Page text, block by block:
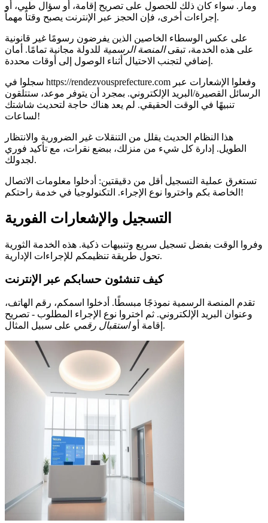
ومار. سواء كان ذلك للحصول على تصريح إقامة، أو سؤال طبي، أو
إجراءات أخرى، فإن الحجز عبر الإنترنت يصبح وقتاً مهماً.
على عكس الوسطاء الخاصين الذين يفرضون رسومًا غير قانونية
على هذه الخدمة، تبقىالمنصة الرسمية للدولة مجانية تمامًا. أمان
إضافي لتجنب الاحتيال أثناء الوصول إلى أوقات محددة.
سجلوا في https://rendezvousprefecture.com وفعلوا الإشعارات عبر
الرسائل القصيرة/البريد الإلكتروني. بمجرد أن يتوفر موعد، ستتلقون
تنبيهًا في الوقت الحقيقي. لم يعد هناك حاجة لتحديث شاشتك
لساعات!
هذا النظام الحديث يقلل من التنقلات غير الضرورية والانتظار
الطويل. إدارة كل شيء من منزلك، ببضع نقرات، مع تأكيد فوري
لجدولك.
تستغرق عملية التسجيل أقل من دقيقتين: أدخلوا معلومات الاتصال
الخاصة بكم واختروا نوع الإجراء. التكنولوجيا في خدمة راحتكم!
التسجيل والإشعارات الفورية
وفروا الوقت بفضل تسجيل سريع وتنبيهات ذكية. هذه الخدمة الثورية
تحول طريقة تنظيمكم للإجراءات الإدارية.
كيف تنشئون حسابكم عبر الإنترنت
تقدم المنصة الرسمية نموذجًا مبسطًا. أدخلوا اسمكم، رقم الهاتف،
وعنوان البريد الإلكتروني. ثم اختروا نوع الإجراء المطلوب - تصريح
إقامة أواستقبال رقمي على سبيل المثال.